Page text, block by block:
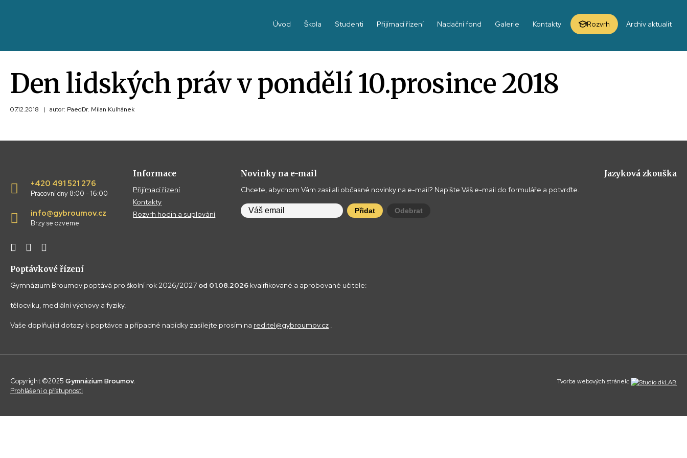
Úvod Škola Studenti Přijímací řízení Nadační fond Galerie Kontakty Rozvrh Archiv aktualit
Den lidských práv v pondělí 10.prosince 2018
07.12.2018 | autor: PaedDr. Milan Kulhánek
+420 491 521 276
Pracovní dny 8:00 - 16:00
info@gybroumov.cz
Brzy se ozveme
Informace
Přijímací řízení
Kontakty
Rozvrh hodin a suplování
Novinky na e-mail
Chcete, abychom Vám zasílali občasné novinky na e-mail? Napište Váš e-mail do formuláře a potvrďte.
Přidat Odebrat
Jazyková zkouška
Poptávkové řízení
Gymnázium Broumov poptává pro školní rok 2026/2027 od 01.08.2026 kvalifikované a aprobované učitele:
tělocviku, mediální výchovy a fyziky.
Vaše doplňující dotazy k poptávce a případné nabídky zasílejte prosím na reditel@gybroumov.cz .
Tvorba webových stránek:
Copyright ©2025 Gymnázium Broumov.
Prohlášení o přístupnosti